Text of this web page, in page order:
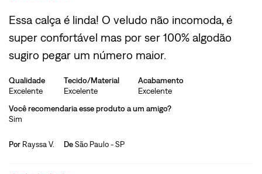
Essa calça é linda! O veludo não incomoda, é
super confortável mas por ser 100% algodão
sugiro pegar um número maior.
Qualidade
Excelente
Tecido/Material
Excelente
Acabamento
Excelente
Você recomendaria esse produto a um amigo?
Sim
Por Rayssa V. DeSão Paulo - SP